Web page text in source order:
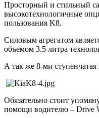
Просторный и стильный
высокотехнологичные
пользования K8.
Силовым агрегатом
объемом 3.5 литра
А так же 8-ми
Обязательно стоит
помощи водителю – Drive